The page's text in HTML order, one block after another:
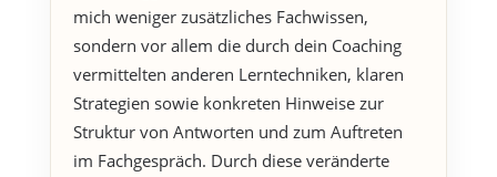
mich weniger zusätzliches Fachwissen,
sondern vor allem die durch dein Coaching
vermittelten anderen Lerntechniken, klaren
Strategien sowie konkreten Hinweise zur
Struktur von Antworten und zum Auftreten
im Fachgespräch. Durch diese veränderte